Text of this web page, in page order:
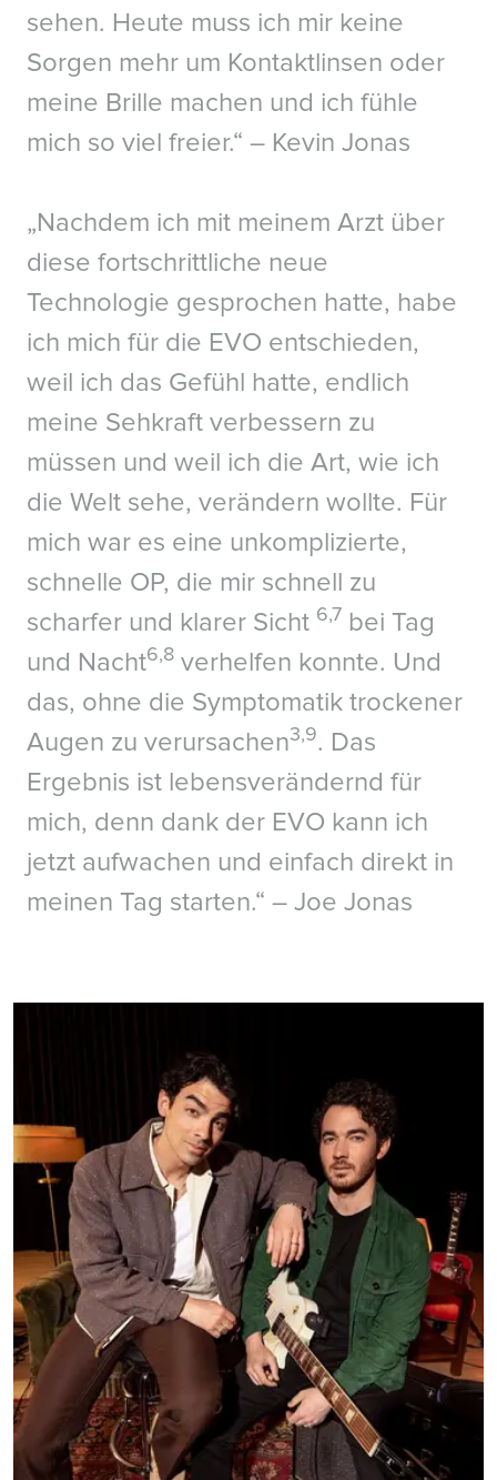
sehen. Heute muss ich mir keine
Sorgen mehr um Kontaktlinsen oder
meine Brille machen und ich fühle
mich so viel freier.“ – Kevin Jonas
„Nachdem ich mit meinem Arzt über
diese fortschrittliche neue
Technologie gesprochen hatte, habe
ich mich für die EVO entschieden,
weil ich das Gefühl hatte, endlich
meine Sehkraft verbessern zu
müssen und weil ich die Art, wie ich
die Welt sehe, verändern wollte. Für
mich war es eine unkomplizierte,
schnelle OP, die mir schnell zu
scharfer und klarer Sicht 6,7 bei Tag
und Nacht6,8 verhelfen konnte. Und
das, ohne die Symptomatik trockener
Augen zu verursachen3,9. Das
Ergebnis ist lebensverändernd für
mich, denn dank der EVO kann ich
jetzt aufwachen und einfach direkt in
meinen Tag starten.“ – Joe Jonas
Presented at American Society of Cataract and Refractive Surgery (ASCRS)
2012.
4. Shoja, MR. Besharati, MR. Dry eye after LASIK for myopia: Incidence and
instability after photorefractive keratectomy and laser in situ
5b. Parkhurst, G. Psolka, M. Kezirian, G. Phakic intraocular lens
analysis of early clinical outcomes of the Visian ICL. J Refract Surg.